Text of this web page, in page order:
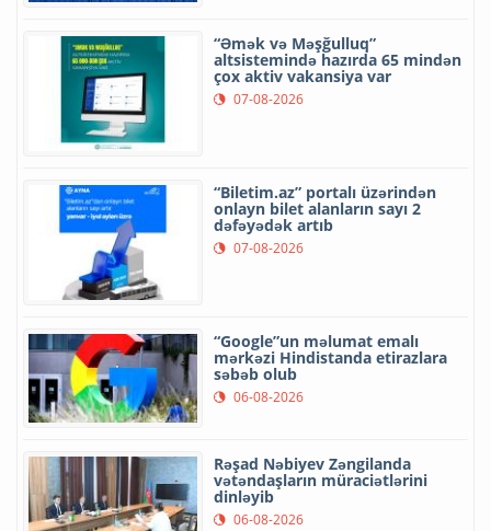
“Əmək və Məşğulluq”
altsistemində hazırda 65 mindən
çox aktiv vakansiya var
07-08-2026
“Biletim.az” portalı üzərindən
onlayn bilet alanların sayı 2
dəfəyədək artıb
07-08-2026
“Google”un məlumat emalı
mərkəzi Hindistanda etirazlara
səbəb olub
06-08-2026
Rəşad Nəbiyev Zəngilanda
vətəndaşların müraciətlərini
dinləyib
06-08-2026